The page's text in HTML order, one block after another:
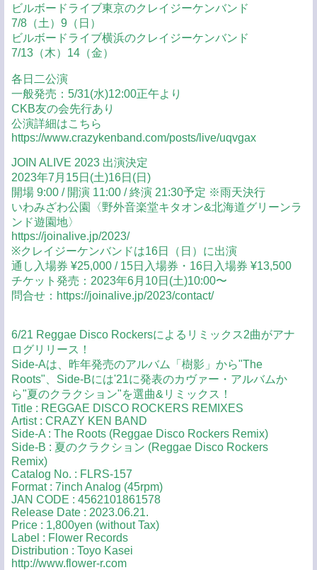
ビルボードライブ東京のクレイジーケンバンド
7/8（土）9（日）
ビルボードライブ横浜のクレイジーケンバンド
7/13（木）14（金）
各日二公演
一般発売：5/31(水)12:00正午より
CKB友の会先行あり
公演詳細はこちら
https://www.crazykenband.com/posts/live/uqvgax
JOIN ALIVE 2023 出演決定
2023年7月15日(土)16日(日)
開場 9:00 / 開演 11:00 / 終演 21:30予定 ※雨天決行
いわみざわ公園〈野外音楽堂キタオン&北海道グリーンラ
ンド遊園地〉
https://joinalive.jp/2023/
※クレイジーケンバンドは16日（日）に出演
通し入場券 ¥25,000 / 15日入場券・16日入場券 ¥13,500
チケット発売：2023年6月10日(土)10:00〜
問合せ：https://joinalive.jp/2023/contact/
6/21 Reggae Disco Rockersによるリミックス2曲がアナ
ログリリース！
Side-Aは、昨年発売のアルバム「樹影」から"The
Roots"、Side-Bには'21に発表のカヴァー・アルバムか
ら"夏のクラクション"を選曲&リミックス！
Title : REGGAE DISCO ROCKERS REMIXES
Artist : CRAZY KEN BAND
Side-A : The Roots (Reggae Disco Rockers Remix)
Side-B : 夏のクラクション (Reggae Disco Rockers
Remix)
Catalog No. : FLRS-157
Format : 7inch Analog (45rpm)
JAN CODE : 4562101861578
Release Date : 2023.06.21.
Price : 1,800yen (without Tax)
Label : Flower Records
Distribution : Toyo Kasei
http://www.flower-r.com